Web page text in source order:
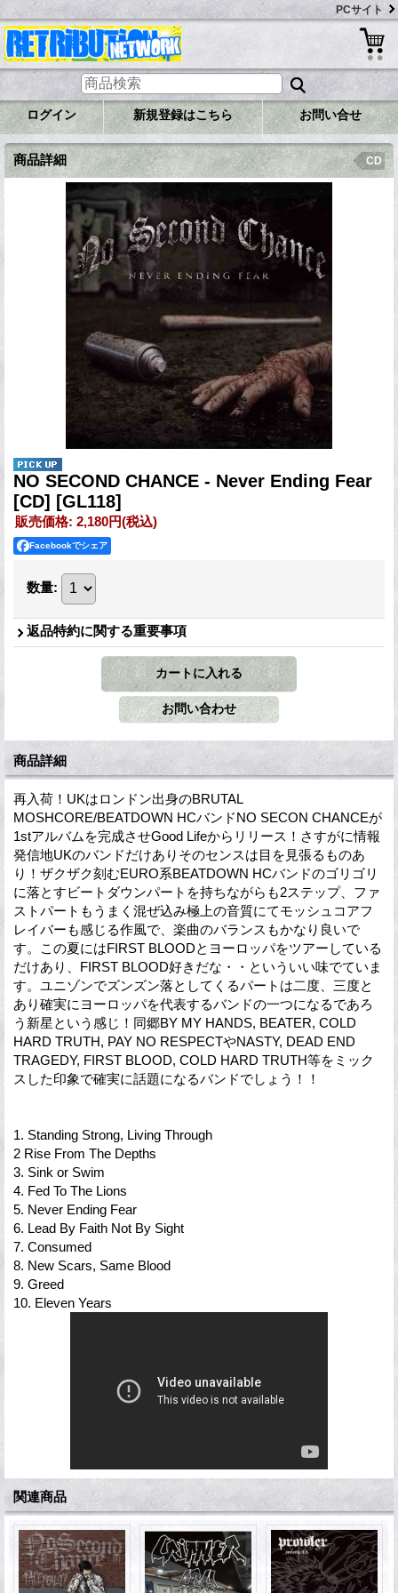
PCサイト
ログイン 新規登録はこちら お問い合せ
商品詳細 CD
NO SECOND CHANCE - Never Ending Fear
[CD] [GL118]
販売価格: 2,180円(税込)
Facebookでシェア
数量:
返品特約に関する重要事項
商品詳細
再入荷！UKはロンドン出身のBRUTAL
MOSHCORE/BEATDOWN HCバンドNO SECON CHANCEが
1stアルバムを完成させGood Lifeからリリース！さすがに情報
発信地UKのバンドだけありそのセンスは目を見張るものあ
り！ザクザク刻むEURO系BEATDOWN HCバンドのゴリゴリ
に落とすビートダウンパートを持ちながらも2ステップ、ファ
ストパートもうまく混ぜ込み極上の音質にてモッシュコアフ
レイバーも感じる作風で、楽曲のバランスもかなり良いで
す。この夏にはFIRST BLOODとヨーロッパをツアーしている
だけあり、FIRST BLOOD好きだな・・といういい味でていま
す。ユニゾンでズンズン落としてくるパートは二度、三度と
あり確実にヨーロッパを代表するバンドの一つになるであろ
う新星という感じ！同郷BY MY HANDS, BEATER, COLD
HARD TRUTH, PAY NO RESPECTやNASTY, DEAD END
TRAGEDY, FIRST BLOOD, COLD HARD TRUTH等をミック
スした印象で確実に話題になるバンドでしょう！！
1. Standing Strong, Living Through
2 Rise From The Depths
3. Sink or Swim
4. Fed To The Lions
5. Never Ending Fear
6. Lead By Faith Not By Sight
7. Consumed
8. New Scars, Same Blood
9. Greed
10. Eleven Years
関連商品